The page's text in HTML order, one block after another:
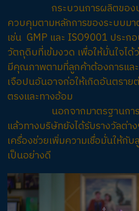
กระบวนการผลิตของบริ
ควบคุมตามหลักการของระบบม
เช่น GMP และ ISO9001 ประก
วัตถุดิบที่เข้มงวด เพื่อให้มั่นใจไ
มีคุณภาพตามที่ลูกค้าต้องการแล
เจือปนอันอาจก่อให้เกิดอันตรา
ตรงและทางอ้อม
นอกจากมาตรฐานการผ
แล้วทางบริษัทยังได้รับรางวัลต่า
เครื่องช่วยเพิ่มความเชื่อมั่นให้กั
เป็นอย่างดี